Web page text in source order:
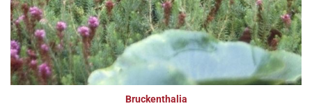
Bruckenthalia